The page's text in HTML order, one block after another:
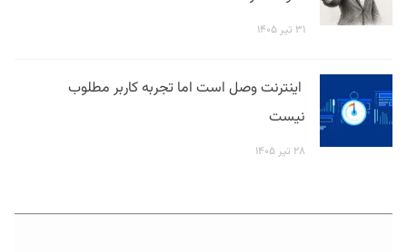
۳۱ تیر ۱۴۰۵
اینترنت وصل است اما تجربه کاربر مطلوب
نیست
۲۸ تیر ۱۴۰۵